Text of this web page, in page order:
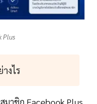
Plus
งไร